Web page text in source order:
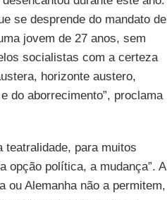
se desprende do mandato de
jovem de 27 anos, sem
socialistas com a certeza
horizonte austero,
do aborrecimento”, proclama
para muitos
opção política, a mudança”. A
ou Alemanha não a permitem,